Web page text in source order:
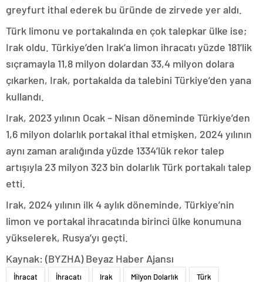
greyfurt ithal ederek bu üründe de zirvede yer aldı.
Türk limonu ve portakalında en çok talepkar ülke ise;
Irak oldu. Türkiye’den Irak’a limon ihracatı yüzde 181’lik
sıçramayla 11,8 milyon dolardan 33,4 milyon dolara
çıkarken, Irak, portakalda da talebini Türkiye’den yana
kullandı.
Irak, 2023 yılının Ocak – Nisan döneminde Türkiye’den
1,6 milyon dolarlık portakal ithal etmişken, 2024 yılının
aynı zaman aralığında yüzde 1334’lük rekor talep
artışıyla 23 milyon 323 bin dolarlık Türk portakalı talep
etti.
Irak, 2024 yılının ilk 4 aylık döneminde, Türkiye’nin
limon ve portakal ihracatında birinci ülke konumuna
yükselerek, Rusya’yı geçti.
Kaynak: (BYZHA) Beyaz Haber Ajansı
İhracat İhracatı Irak Milyon Dolarlık Türk